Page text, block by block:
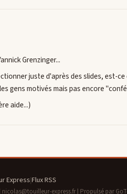
Grenzinger...
juste d'après des slides, est-
gens motivés mais pas encore
aide...)
Express|Flux RSS
express.fr | Propulsé par